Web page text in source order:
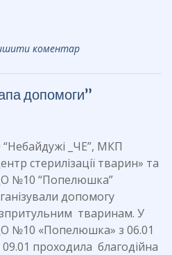
коментар
допомоги”
“Небайдужі _ЧЕ”, МКП
стерилізації тварин» та
№10 “Попелюшка”
допомогу
тваринам. У
№10 «Попелюшка» з 06.01
проходила благодійна